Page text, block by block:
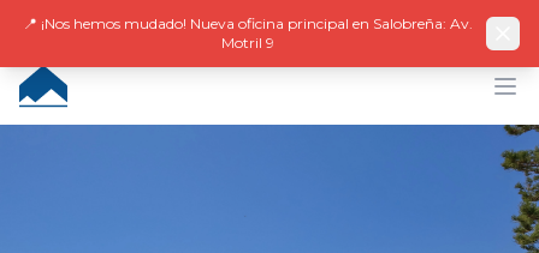
FacebookInstagram
LinkedIn
📍 ¡Nos hemos mudado! Nueva oficina principal en Salobreña: Av.
Motril 9
EN ES DE NL FR
CUMBRE VILLAS